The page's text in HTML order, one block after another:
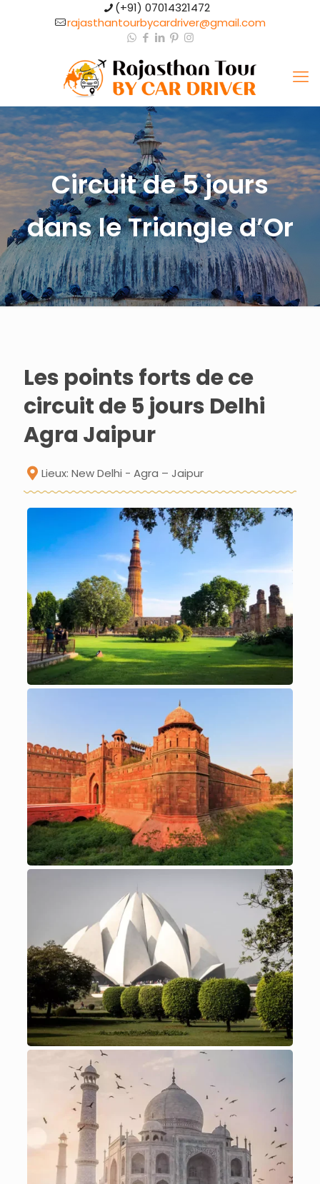
(+91) 07014321472​
rajasthantourbycardriver@gmail.com​
Circuit de 5 jours
dans le Triangle d’Or
Les points forts de ce
circuit de 5 jours Delhi
Agra Jaipur
Lieux: New Delhi - Agra – Jaipur